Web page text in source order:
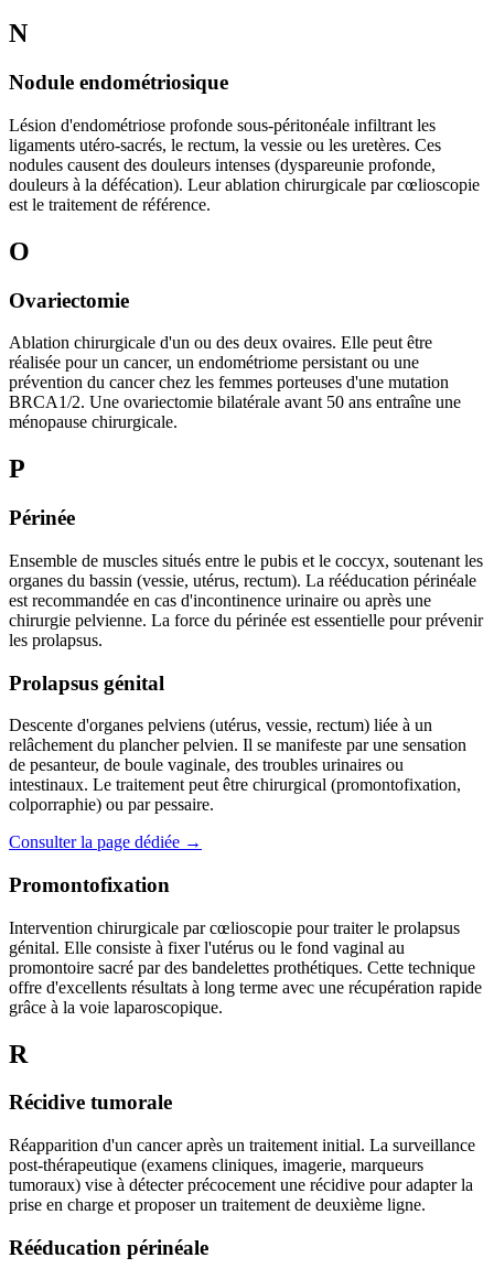
N
Nodule endométriosique
Lésion d'endométriose profonde sous-péritonéale infiltrant les
ligaments utéro-sacrés, le rectum, la vessie ou les uretères. Ces
nodules causent des douleurs intenses (dyspareunie profonde,
douleurs à la défécation). Leur ablation chirurgicale par cœlioscopie
est le traitement de référence.
O
Ovariectomie
Ablation chirurgicale d'un ou des deux ovaires. Elle peut être
réalisée pour un cancer, un endométriome persistant ou une
prévention du cancer chez les femmes porteuses d'une mutation
BRCA1/2. Une ovariectomie bilatérale avant 50 ans entraîne une
ménopause chirurgicale.
P
Périnée
Ensemble de muscles situés entre le pubis et le coccyx, soutenant les
organes du bassin (vessie, utérus, rectum). La rééducation périnéale
est recommandée en cas d'incontinence urinaire ou après une
chirurgie pelvienne. La force du périnée est essentielle pour prévenir
les prolapsus.
Prolapsus génital
Descente d'organes pelviens (utérus, vessie, rectum) liée à un
relâchement du plancher pelvien. Il se manifeste par une sensation
de pesanteur, de boule vaginale, des troubles urinaires ou
intestinaux. Le traitement peut être chirurgical (promontofixation,
colporraphie) ou par pessaire.
Consulter la page dédiée →
Promontofixation
Intervention chirurgicale par cœlioscopie pour traiter le prolapsus
génital. Elle consiste à fixer l'utérus ou le fond vaginal au
promontoire sacré par des bandelettes prothétiques. Cette technique
offre d'excellents résultats à long terme avec une récupération rapide
grâce à la voie laparoscopique.
R
Récidive tumorale
Réapparition d'un cancer après un traitement initial. La surveillance
post-thérapeutique (examens cliniques, imagerie, marqueurs
tumoraux) vise à détecter précocement une récidive pour adapter la
prise en charge et proposer un traitement de deuxième ligne.
Rééducation périnéale